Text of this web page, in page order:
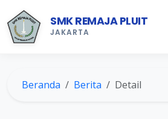
SMK REMAJA PLUIT
JAKARTA
Beranda Berita Detail